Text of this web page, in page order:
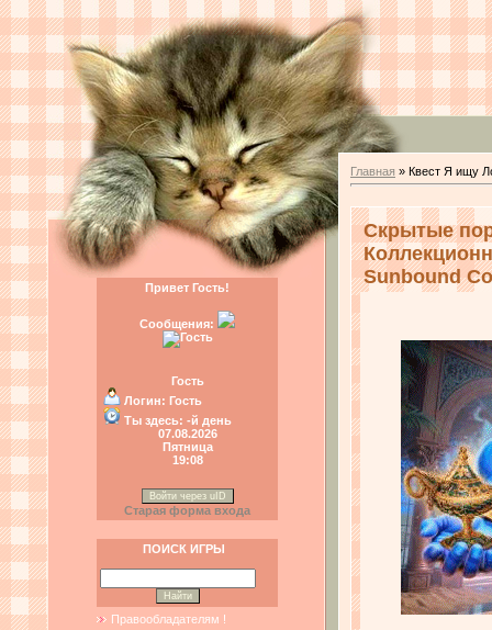
Привет Гость!
Сообщения:
Гость
Логин: Гость
Ты здесь: -й день
07.08.2026
Пятница
19:08
Войти через uID
Старая форма входа
ПОИСК ИГРЫ
Правообладателям !
Главная » Квест Я ищу
Скрытые
Sunbound